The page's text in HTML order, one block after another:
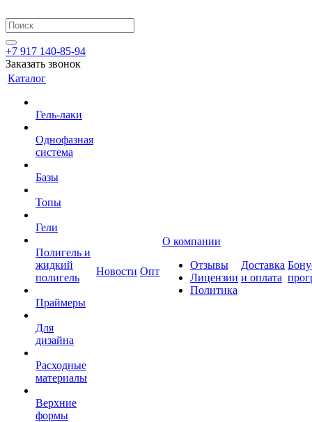
+7 917 140-85-94
Заказать звонок
Каталог
Гель-лаки
Однофазная
система
Базы
Топы
Гели
Полигель и
жидкий
полигель
Праймеры
Для
дизайна
Расходные
материалы
Верхние
формы
Новости Опт
О компании
Отзывы
Лицензии
Политика
Доставка
и оплата